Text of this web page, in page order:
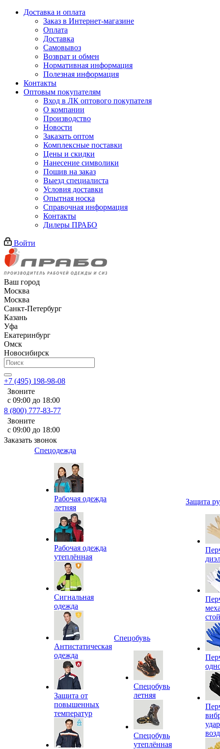
Доставка и оплата
Заказ в Интернет-магазине
Оплата
Доставка
Самовывоз
Возврат и обмен
Нормативная информация
Полезная информация
Контакты
Оптовым покупателям
Вход в ЛК оптового покупателя
О компании
Производство
Новости
Заказать оптом
Комплексные поставки
Цены и скидки
Нанесение символики
Пошив на заказ
Выезд специалиста
Условия доставки
Опытная носка
Справочная информация
Контакты
Дилеры ПРАБО
Войти
Ваш город
Москва
Москва
Санкт-Петербург
Казань
Уфа
Екатеринбург
Омск
Новосибирск
+7 (495) 198-98-08
Звоните
с 09:00 до 18:00
8 (800) 777-83-77
Звоните
с 09:00 до 18:00
Заказать звонок
Спецодежда
Рабочая одежда
летняя
Рабочая одежда
утеплённая
Сигнальная
одежда
Антистатическая
одежда
Защита от
повышенных
температур
Спецобувь
Спецобувь
летняя
Спецобувь
утеплённая
Защита